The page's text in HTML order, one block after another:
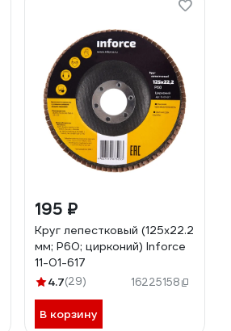
195 ₽
Круг лепестковый (125x22.2
мм; P60; цирконий) Inforce
11-01-617
4.7(29) 16225158
В корзину